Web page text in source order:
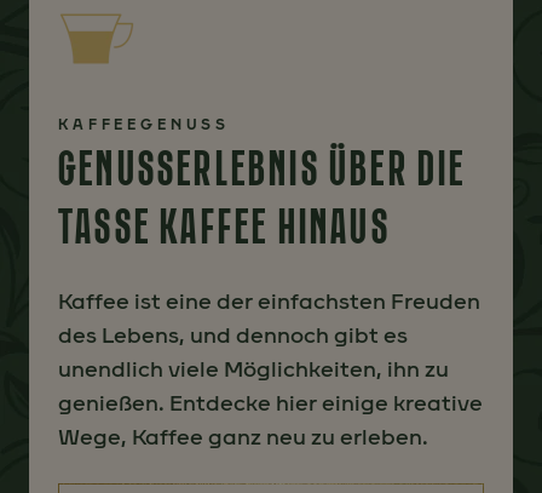
KAFFEEGENUSS
GENUSSERLEBNIS ÜBER DIE
TASSE KAFFEE HINAUS
Kaffee ist eine der einfachsten Freuden
des Lebens, und dennoch gibt es
unendlich viele Möglichkeiten, ihn zu
genießen. Entdecke hier einige kreative
Wege, Kaffee ganz neu zu erleben.